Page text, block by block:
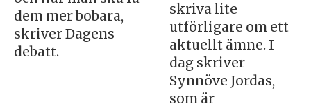
dem mer bobara,
skriver Dagens
debatt.
skriva lite
utförligare om ett
aktuellt ämne. I
dag skriver
Synnöve Jordas,
som är